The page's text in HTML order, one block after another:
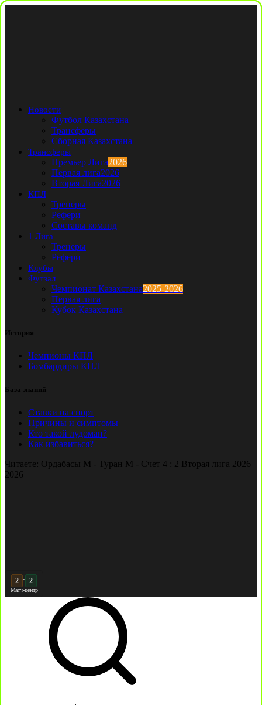
Новости
Футбол Казахстана
Трансферы
Сборная Казахстана
Трансферы
Премьер Лига2026
Первая лига2026
Вторая Лига2026
КПЛ
Тренеры
Рефери
Составы команд
1 Лига
Тренеры
Рефери
Клубы
Футзал
Чемпионат Казахстана2025-2026
Первая лига
Кубок Казахстана
История
Чемпионы КПЛ
Бомбардиры КПЛ
База знаний
Ставки на спорт
Причины и симптомы
Кто такой лудоман?
Как избавиться?
Читаете: Ордабасы М - Туран М - Счет 4 : 2 Вторая лига 2026
2026
: 2
Матч-центр